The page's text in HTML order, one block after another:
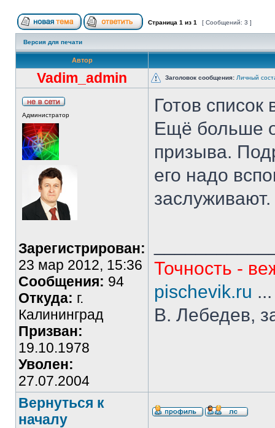
Страница 1 из 1 [ Сообщений: 3 ]
Версия для печати
Автор
Vadim_admin Заголовок сообщения: Личный
Администратор
Зарегистрирован:
23 мар 2012, 15:36
Сообщения: 94
Откуда: г.
Калининград
Призван:
19.10.1978
Уволен:
27.07.2004
Готов
Ещё больше
призыва.
его надо
заслуживают.
Точность -
pischevik.ru
В. Лебедев,
Вернуться к
началу